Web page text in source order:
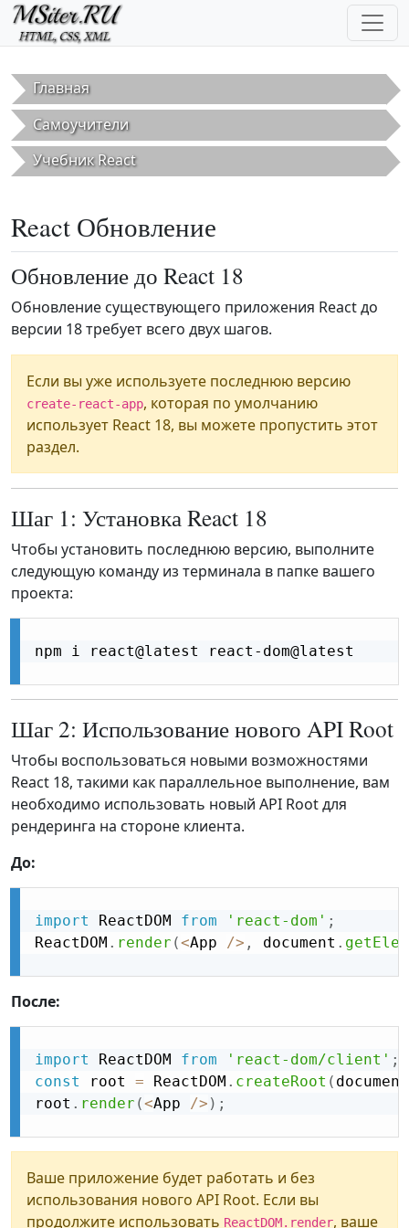
Перейти к основному содержанию
Главная
Самоучители
Учебник React
React Обновление
Обновление до React 18
Обновление существующего приложения React до
версии 18 требует всего двух шагов.
Если вы уже используете последнюю версию
create-react-app, которая по умолчанию
использует React 18, вы можете пропустить этот
раздел.
Шаг 1: Установка React 18
Чтобы установить последнюю версию, выполните
следующую команду из терминала в папке вашего
проекта:
npm i react@latest react-dom@latest
Шаг 2: Использование нового API Root
Чтобы воспользоваться новыми возможностями
React 18, такими как параллельное выполнение, вам
необходимо использовать новый API Root для
рендеринга на стороне клиента.
До:
import ReactDOM from 'react-dom' ;
ReactDOM . render (<App /> , document .
После:
import ReactDOM from 'react-dom/client' ;
const
root = ReactDOM . createRoot ( document
root . render (<App /> ) ;
Ваше приложение будет работать и без
использования нового API Root. Если вы
продолжите использовать ReactDOM.render, ваше